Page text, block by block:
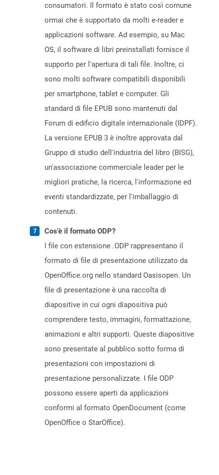
consumatori. Il formato è stato così comune
ormai che è supportato da molti e-reader e
applicazioni software. Ad esempio, su Mac
OS, il software di libri preinstallati fornisce il
supporto per l'apertura di tali file. Inoltre, ci
sono molti software compatibili disponibili
per smartphone, tablet e computer. Gli
standard di file EPUB sono mantenuti dal
Forum di edificio digitale internazionale (IDPF).
La versione EPUB 3 è inoltre approvata dal
Gruppo di studio dell'industria del libro (BISG),
un'associazione commerciale leader per le
migliori pratiche, la ricerca, l'informazione ed
eventi standardizzate, per l'imballaggio di
contenuti.
Cos'è il formato ODP?
I file con estensione .ODP rappresentano il
formato di file di presentazione utilizzato da
OpenOffice.org nello standard Oasisopen. Un
file di presentazione è una raccolta di
diapositive in cui ogni diapositiva può
comprendere testo, immagini, formattazione,
animazioni e altri supporti. Queste diapositive
sono presentate al pubblico sotto forma di
presentazioni con impostazioni di
presentazione personalizzate. I file ODP
possono essere aperti da applicazioni
conformi al formato OpenDocument (come
OpenOffice o StarOffice).